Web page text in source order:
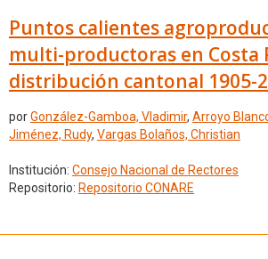
Puntos calientes
multi-productoras en Costa
distribución cantonal 1905-
porGonzález-Gamboa, Vladimir, Arroyo
Jiménez, Rudy, Vargas Bolaños, Christian
Institución: Consejo Nacional de Rectores
Repositorio: Repositorio CONARE